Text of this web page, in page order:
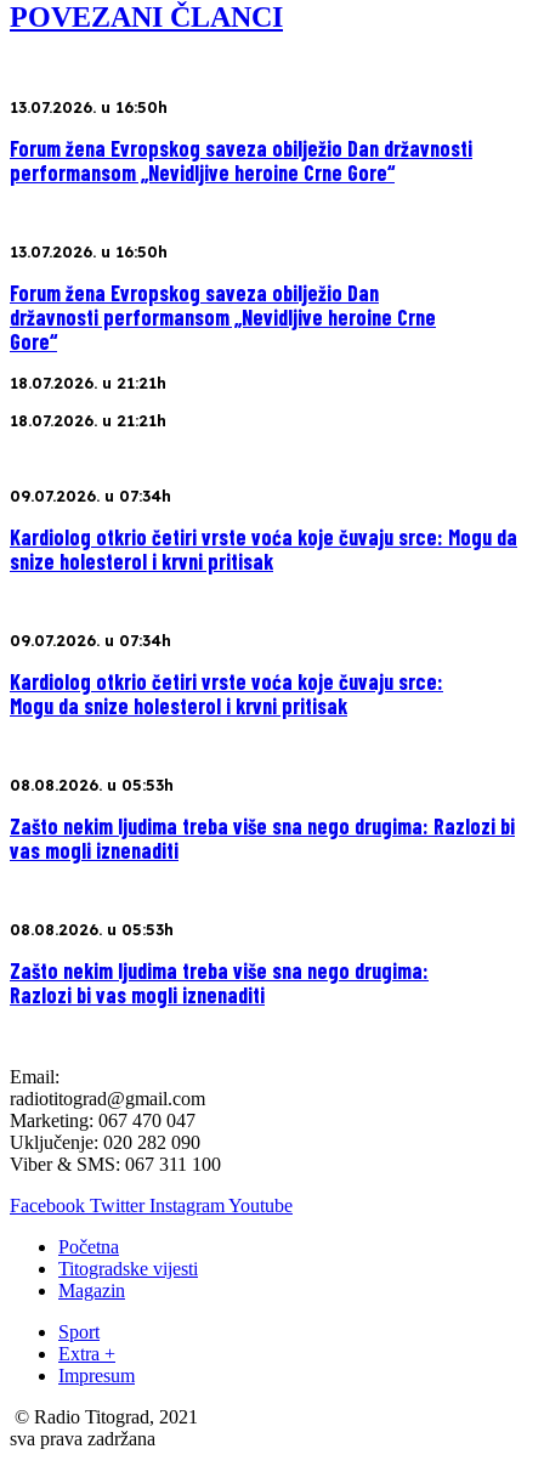
POVEZANI ČLANCI
13.07.2026. u 16:50h
Forum žena Evropskog saveza obilježio Dan državnosti
performansom „Nevidljive heroine Crne Gore“
13.07.2026. u 16:50h
Forum žena Evropskog saveza obilježio Dan
državnosti performansom „Nevidljive heroine Crne
Gore“
18.07.2026. u 21:21h
18.07.2026. u 21:21h
09.07.2026. u 07:34h
Kardiolog otkrio četiri vrste voća koje čuvaju srce: Mogu da
snize holesterol i krvni pritisak
09.07.2026. u 07:34h
Kardiolog otkrio četiri vrste voća koje čuvaju srce:
Mogu da snize holesterol i krvni pritisak
08.08.2026. u 05:53h
Zašto nekim ljudima treba više sna nego drugima: Razlozi bi
vas mogli iznenaditi
08.08.2026. u 05:53h
Zašto nekim ljudima treba više sna nego drugima:
Razlozi bi vas mogli iznenaditi
Email:
radiotitograd@gmail.com
Marketing: 067 470 047
Uključenje: 020 282 090
Viber & SMS: 067 311 100
Facebook Twitter InstagramYoutube
Početna
Titogradske vijesti
Magazin
Sport
Extra +
Impresum
© Radio Titograd, 2021
sva prava zadržana